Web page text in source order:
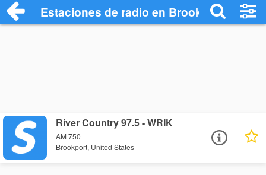
Estaciones de radio en Brookport -
River Country 97.5 - WRIK
AM 750
Brookport, United States